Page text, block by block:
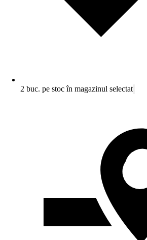
2 buc. pe stoc în magazinul selectat